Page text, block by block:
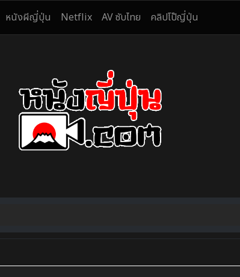
หนังผีญี่ปุ่น Netflix AV ซับไทย คลิปโป๊ญี่ปุ่น